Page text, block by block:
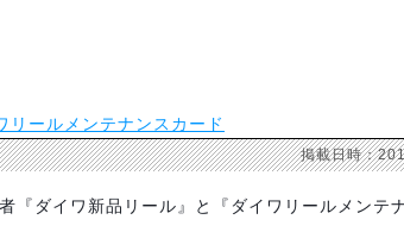
リールメンテナンスカード
掲載日時：
『ダイワ新品リール』と『ダイワリールメンテ